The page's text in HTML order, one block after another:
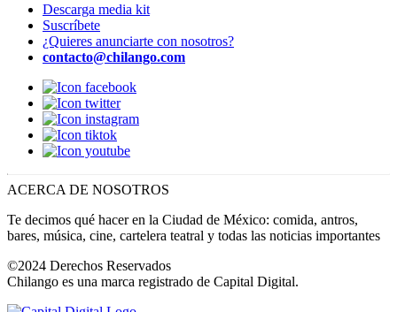
Descarga media kit
Suscríbete
¿Quieres anunciarte con nosotros?
contacto@chilango.com
ACERCA DE NOSOTROS
Te decimos qué hacer en la Ciudad de México: comida, antros,
bares, música, cine, cartelera teatral y todas las noticias importantes
©2024 Derechos Reservados
Chilango es una marca registrado de Capital Digital.